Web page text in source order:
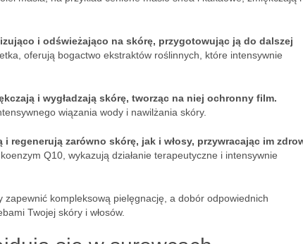
i odświeżająco na skórę, przygotowując ją do dalszej
oferują bogactwo ekstraktów roślinnych, które intensywnie
i wygładzają skórę, tworząc na niej ochronny film.
wiązania wody i nawilżania skóry.
regenerują zarówno skórę, jak i włosy, przywracając im
Q10, wykazują działanie terapeutyczne i intensywnie
zapewnić kompleksową pielęgnację, a dobór odpowiednich
Twojej skóry i włosów.